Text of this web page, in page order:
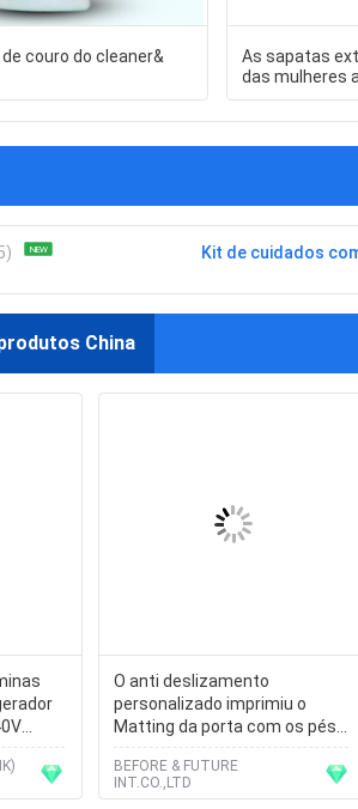
couro do cleaner&
As sapatas
das mulheres
projeto
NEW Kit de cuidados
China
O anti deslizamento
personalizado imprimiu o
Matting da porta com os pés
que imprimem para o banheiro,
quarto
BEFORE & FUTURE
INT.CO.,LTD